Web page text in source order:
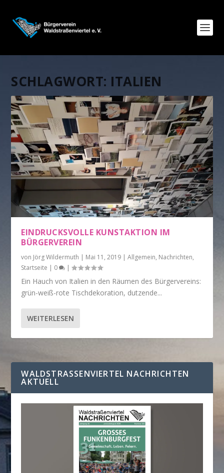
SCHLAGWORT: ITALIEN
EINDRUCKSVOLLE KUNSTAKTION IM
BÜRGERVEREIN
von Jörg Wildermuth | Mai 11, 2019 |Allgemein, Nachrichten,
Startseite | 0 |
Ein Hauch von Italien in den Räumen des Bürgervereins:
grün-weiß-rote Tischdekoration, dutzende...
WEITERLESEN
WALDSTRASSENVIERTEL NACHRICHTEN A
KTUELL